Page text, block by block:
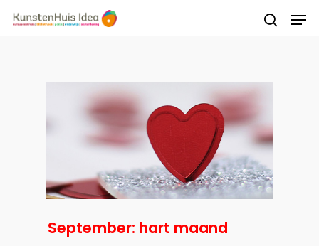
Druk op Enter om te starten met zoeken of
druk op ESC om te sluiten
September: hart maand